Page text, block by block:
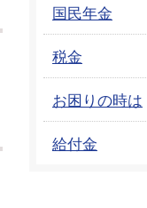
国民年金
税金
お困りの時は
給付金